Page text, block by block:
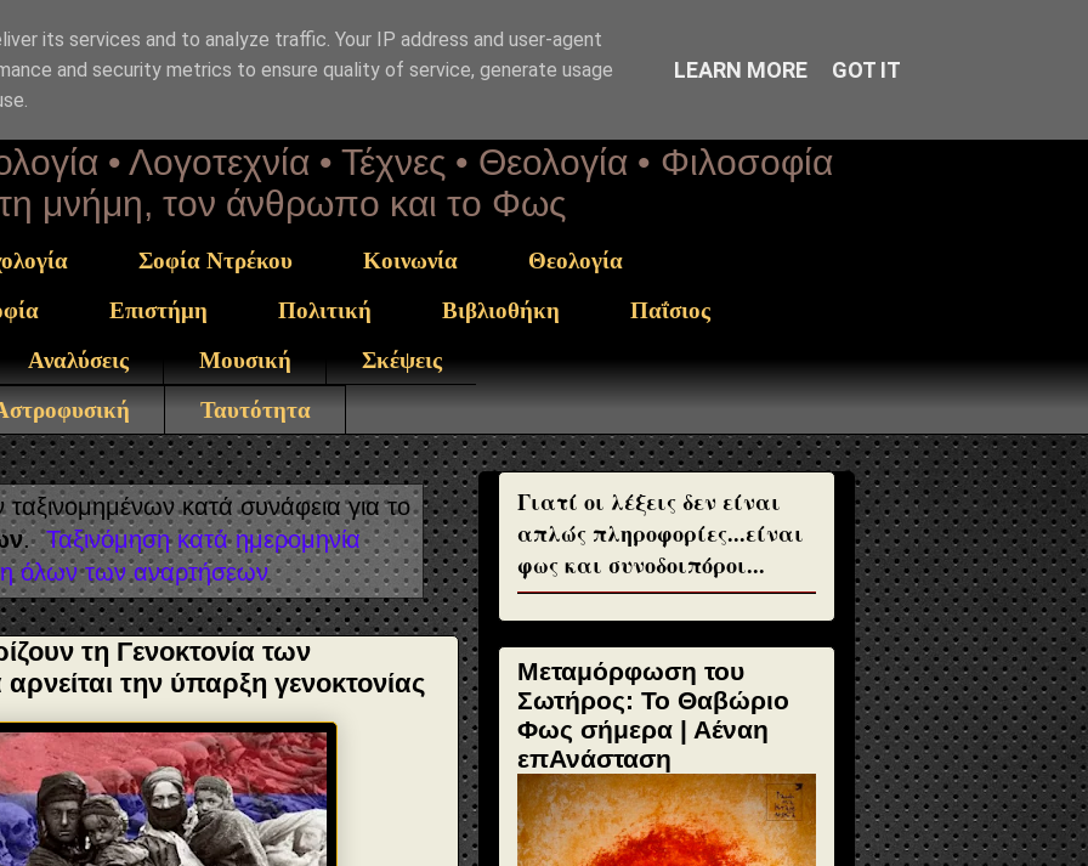
• Λογοτεχνία • Τέχνες • Θεολογία • Φιλοσοφία
τη μνήμη, τον άνθρωπο και το Φως
Σοφία Ντρέκου Κοινωνία
Θεολογία
Επιστήμη Πολιτική Βιβλιοθήκη
Παΐσιος
Αναλύσεις Μουσική
Σκέψεις
Ταυτότητα
κατά συνάφεια για το
. Ταξινόμηση κατά ημερομηνία
όλων των αναρτήσεων
τη Γενοκτονία των
την ύπαρξη γενοκτονίας
Γιατί οι λέξεις δεν είναι
απλώς πληροφορίες...είναι
φως και συνοδοιπόροι...
Μεταμόρφωση του
Σωτήρος: Το Θαβώριο
Φως σήμερα | Αέναη
επΑνάσταση
its services and to analyze traffic. Your IP address and user-agent
and security metrics to ensure quality of service, generate usage
LEARN MORE GOT IT